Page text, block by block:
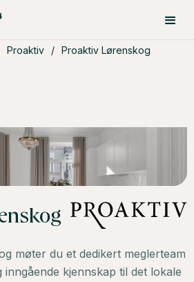
Proaktiv / Proaktiv Lørenskog
møter du et dedikert meglerteam
inngående kjennskap til det lokale